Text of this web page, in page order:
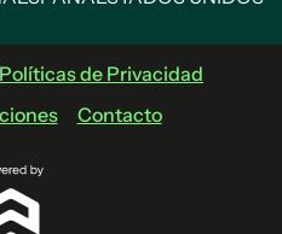
Políticas de Privacidad
Contacto